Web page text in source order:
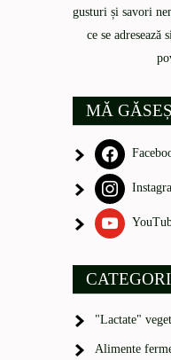
gusturi și savori
ce se
MĂ
"Lactate"
Alimente